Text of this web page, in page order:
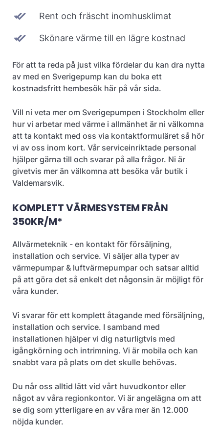
Rent och fräscht inomhusklimat
Skönare värme till en lägre kostnad
För att ta reda på just vilka fördelar du kan dra nytta
av med en Sverigepump kan du boka ett
kostnadsfritt hembesök här på vår sida.
Vill ni veta mer om Sverigepumpen i Stockholm eller
hur vi arbetar med värme i allmänhet är ni välkomna
att ta kontakt med oss via kontaktformuläret så hör
vi av oss inom kort. Vår serviceinriktade personal
hjälper gärna till och svarar på alla frågor. Ni är
givetvis mer än välkomna att besöka vår butik i
Valdemarsvik.
KOMPLETT VÄRMESYSTEM FRÅN
350KR/M*
Allvärmeteknik - en kontakt för försäljning,
installation och service. Vi säljer alla typer av
värmepumpar & luftvärmepumpar och satsar alltid
på att göra det så enkelt det någonsin är möjligt för
våra kunder.
Vi svarar för ett komplett åtagande med försäljning,
installation och service. I samband med
installationen hjälper vi dig naturligtvis med
igångkörning och intrimning. Vi är mobila och kan
snabbt vara på plats om det skulle behövas.
Du når oss alltid lätt vid vårt huvudkontor eller
något av våra regionkontor. Vi är angelägna om att
se dig som ytterligare en av våra mer än 12.000
nöjda kunder.